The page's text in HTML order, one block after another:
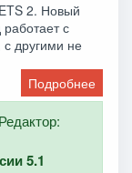
2. Новый
с
другими не
Подробнее
5.1